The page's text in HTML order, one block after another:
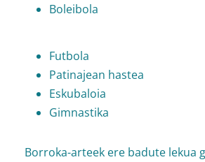
Boleibola
Futbola
Patinajean hastea
Eskubaloia
Gimnastika
Borroka-arteek ere badute lekua